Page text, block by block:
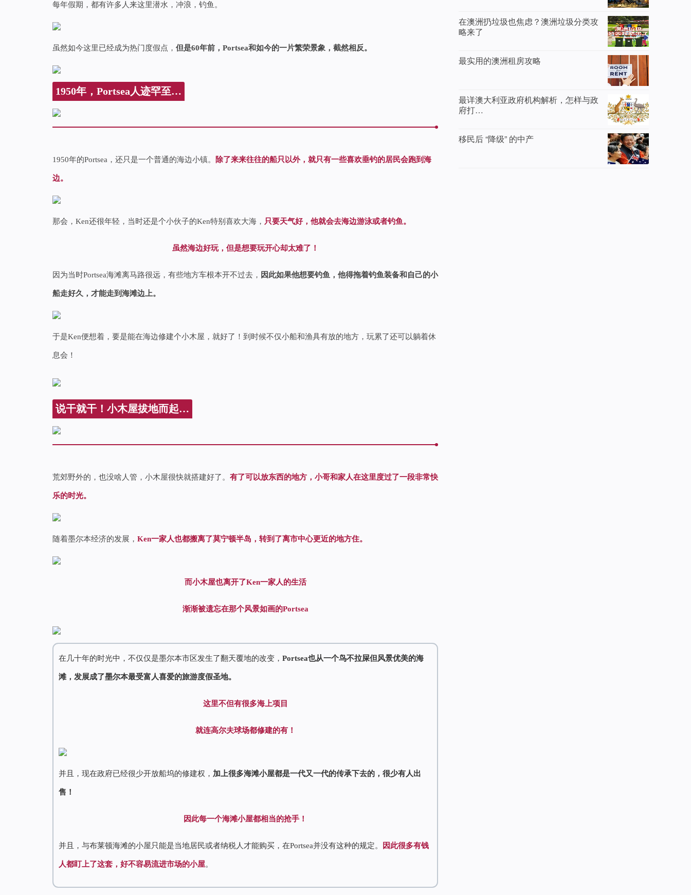
每年假期，都有许多人来这里潜水，冲浪，钓鱼。
虽然如今这里已经成为热门度假点， 但是60年前，Portsea和如今的一片繁荣景象，截然相反。
1950年，Portsea人迹罕至…
1950年的Portsea，还只是一个普通的海边小镇。 除了来来往往的船只以外，就只有一些喜欢垂钓的居民会跑到海
边。
那会，Ken还很年轻，当时还是个小伙子的Ken特别喜欢大海， 只要天气好，他就会去海边游泳或者钓鱼。
虽然海边好玩，但是想要玩开心却太难了！
因为当时Portsea海滩离马路很远，有些地方车根本开不过去， 因此如果他想要钓鱼，他得拖着钓鱼装备和自己的小
船走好久，才能走到海滩边上。
于是Ken便想着，要是能在海边修建个小木屋，就好了！到时候不仅小船和渔具有放的地方，玩累了还可以躺着休
息会！
说干就干！小木屋拔地而起…
荒郊野外的，也没啥人管，小木屋很快就搭建好了。 有了可以放东西的地方，小哥和家人在这里度过了一段非常快
乐的时光。
随着墨尔本经济的发展， Ken一家人也都搬离了莫宁顿半岛，转到了离市中心更近的地方住。
而小木屋也离开了Ken一家人的生活
渐渐被遗忘在那个风景如画的Portsea
在几十年的时光中，不仅仅是墨尔本市区发生了翻天覆地的改变， Portsea也从一个鸟不拉屎但风景优美的海
滩，发展成了墨尔本最受富人喜爱的旅游度假圣地。
这里不但有很多海上项目
就连高尔夫球场都修建的有！
并且，现在政府已经很少开放船坞的修建权， 加上很多海滩小屋都是一代又一代的传承下去的，很少有人出
售！
因此每一个海滩小屋都相当的抢手！
并且，与布莱顿海滩的小屋只能是当地居民或者纳税人才能购买，在Portsea并没有这种的规定。 因此很多有钱
人都盯上了这套，好不容易流进市场的小屋。
在澳洲扔垃圾也焦虑？澳洲垃圾分类攻
略来了
最实用的澳洲租房攻略
最详澳大利亚政府机构解析，怎样与政
府打…
移民后 “降级” 的中产